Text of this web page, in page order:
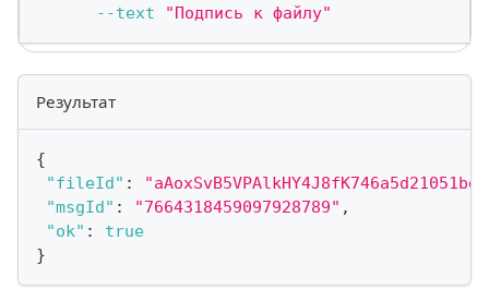
--text
"Подпись к файлу"
Результат
{
"fileId" : "aAoxSvB5VPAlkHY4J8fK746a5d21051bd"
"msgId" : "7664318459097928789" ,
"ok" :
true
}